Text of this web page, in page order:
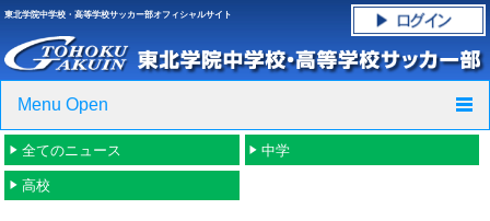
東北学院中学校・高等学校サッカー部オフィシャルサイト
Menu Open
TOP
全てのニュース 中学
高校